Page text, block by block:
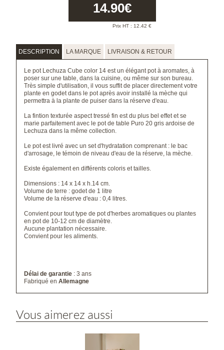
14.90€
Prix HT : 12.42 €
DESCRIPTION LA MARQUE LIVRAISON & RETOUR
Le pot Lechuza Cube color 14 est un élégant pot à aromates, à
poser sur une table, dans la cuisine, ou même sur son bureau.
Très simple d'utilisation, il vous suffit de placer directement votre
plante en godet dans le pot après avoir installé la mèche qui
permettra à la plante de puiser dans la réserve d'eau.
La fintion texturée aspect tressé fin est du plus bel effet et se
marie parfaitement avec lepot de table Puro 20 gris ardoise de
Lechuza dans la même collection.
Le pot est livré avec un set d'hydratation comprenant : le bac
d'arrosage, le témoin de niveau d'eau de la réserve, la mèche.
Existe également en différents coloris et tailles.
Dimensions : 14 x 14 x h.14 cm.
Volume de terre : godet de 1 litre
Volume de la réserve d'eau : 0,4 litres.
Convient pour tout type de pot d'herbes aromatiques ou plantes
en pot de 10-12 cm de diamètre.
Aucune plantation nécessaire.
Convient pour les aliments.
Délai de garantie : 3 ans
Fabriqué enAllemagne
Vous aimerez aussi